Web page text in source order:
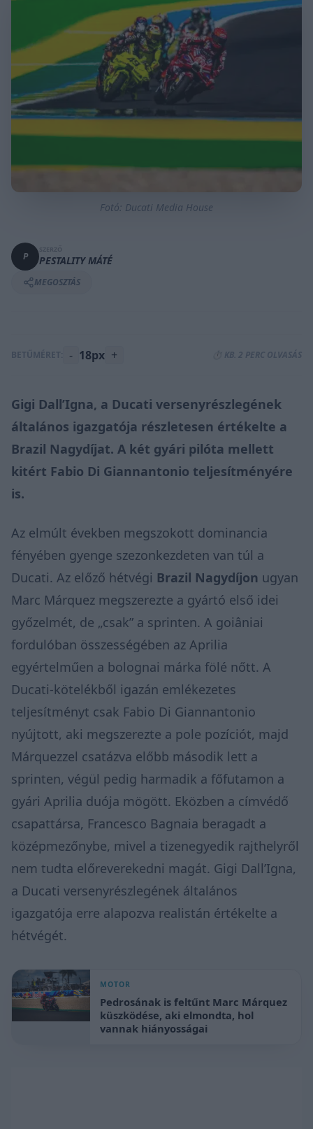
Fotó: Ducati Media House
P PESTALITY MÁTÉ
MEGOSZTÁS
BETŰMÉRET: - 18px + ⏱️ KB. 2 PERC OLVASÁS
Gigi Dall’Igna, a Ducati versenyrészlegének
általános igazgatója részletesen értékelte a
Brazil Nagydíjat. A két gyári pilóta mellett
kitért Fabio Di Giannantonio teljesítményére
is.
Az elmúlt években megszokott dominancia
fényében gyenge szezonkezdeten van túl a
Ducati. Az előző hétvégi Brazil Nagydíjon ugyan
Marc Márquez megszerezte a gyártó első idei
győzelmét, de „csak” a sprinten. A goiâniai
fordulóban összességében az Aprilia
egyértelműen a bolognai márka fölé nőtt. A
Ducati-kötelékből igazán emlékezetes
teljesítményt csak Fabio Di Giannantonio
nyújtott, aki megszerezte a pole pozíciót, majd
Márquezzel csatázva előbb második lett a
sprinten, végül pedig harmadik a főfutamon a
gyári Aprilia duója mögött. Eközben a címvédő
csapattársa, Francesco Bagnaia beragadt a
középmezőnybe, mivel a tizenegyedik rajthelyről
nem tudta előreverekedni magát. Gigi Dall’Igna,
a Ducati versenyrészlegének általános
igazgatója erre alapozva realistán értékelte a
hétvégét.
MOTOR
Pedrosának is feltűnt Marc Márquez
küszködése, aki elmondta, hol
vannak hiányosságai